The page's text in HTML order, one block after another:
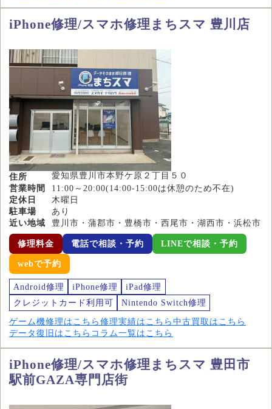
iPhone修理/スマホ修理まちスマ 豊川店
住所
愛知県豊川市本野ケ原２丁目５０
営業時間
11:00～20:00(14:00-15:00は休憩のため不在)
定休日
木曜日
駐車場
あり
近い地域
豊川市・蒲郡市・豊橋市・西尾市・湖西市・浜松市
修理料金 電話で相談・予約 LINEで相談・予約
webで予約
Android修理 iPhone修理
iPad修理
クレジットカード利用可
Nintendo Switch修理
ゲーム機修理はこちら 修理実績はこちら 中古買取はこちら
データ復旧はこちら コラム一覧はこちら
iPhone修理/スマホ修理まちスマ 豊田市
駅前GAZA専門店街